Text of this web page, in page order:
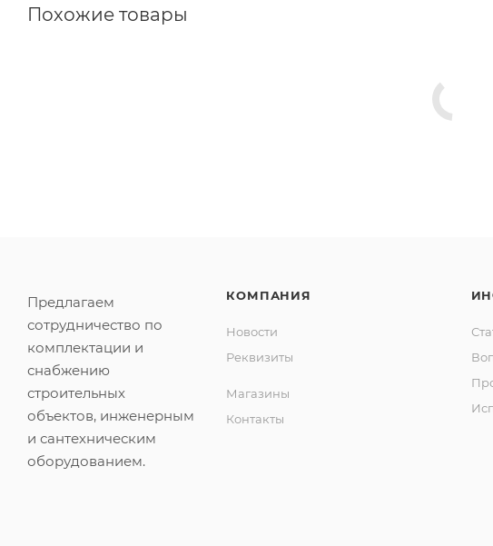
Похожие товары
Предлагаем
сотрудничество по
комплектации и
снабжению
строительных
объектов, инженерным
и сантехническим
оборудованием.
КОМПАНИЯ
Новости
Реквизиты
Магазины
Контакты